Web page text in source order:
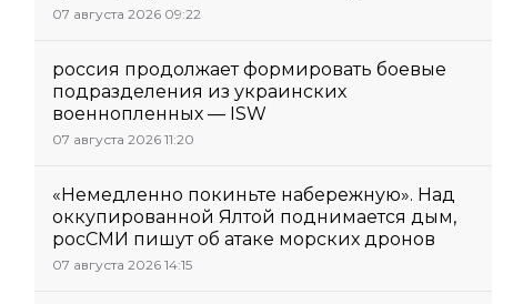
07 августа 2026 09:22
россия продолжает формировать боевые
подразделения из украинских
военнопленных — ISW
07 августа 2026 11:20
«Немедленно покиньте набережную». Над
оккупированной Ялтой поднимается дым,
росСМИ пишут об атаке морских дронов
07 августа 2026 14:15